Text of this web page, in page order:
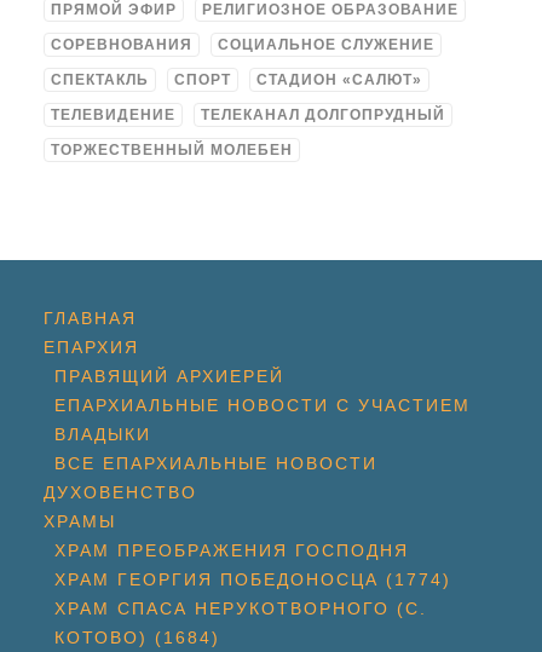
ПРЯМОЙ ЭФИР РЕЛИГИОЗНОЕ ОБРАЗОВАНИЕ
СОРЕВНОВАНИЯ СОЦИАЛЬНОЕ СЛУЖЕНИЕ
СПЕКТАКЛЬ СПОРТ СТАДИОН «САЛЮТ»
ТЕЛЕВИДЕНИЕ ТЕЛЕКАНАЛ ДОЛГОПРУДНЫЙ
ТОРЖЕСТВЕННЫЙ МОЛЕБЕН
ГЛАВНАЯ
ЕПАРХИЯ
ПРАВЯЩИЙ АРХИЕРЕЙ
ЕПАРХИАЛЬНЫЕ НОВОСТИ С УЧАСТИЕМ
ВЛАДЫКИ
ВСЕ ЕПАРХИАЛЬНЫЕ НОВОСТИ
ДУХОВЕНСТВО
ХРАМЫ
ХРАМ ПРЕОБРАЖЕНИЯ ГОСПОДНЯ
ХРАМ ГЕОРГИЯ ПОБЕДОНОСЦА (1774)
ХРАМ СПАСА НЕРУКОТВОРНОГО (С.
КОТОВО) (1684)